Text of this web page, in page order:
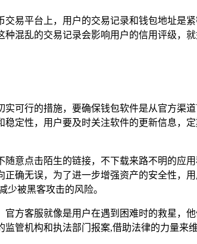
易平台上，用户的交易记录和钱包地址是
混乱的交易记录会影响用户的信用评级，
可行的措施，要确保钱包软件是从官方渠
定性，用户要及时关注软件的更新信息，
意点击陌生的链接，不下载来路不明的应
确无误，为了进一步增强资产的安全性，
少被黑客攻击的风险。
方客服就像是用户在遇到困难时的救星，
管机构和执法部门报案,借助法律的力量来